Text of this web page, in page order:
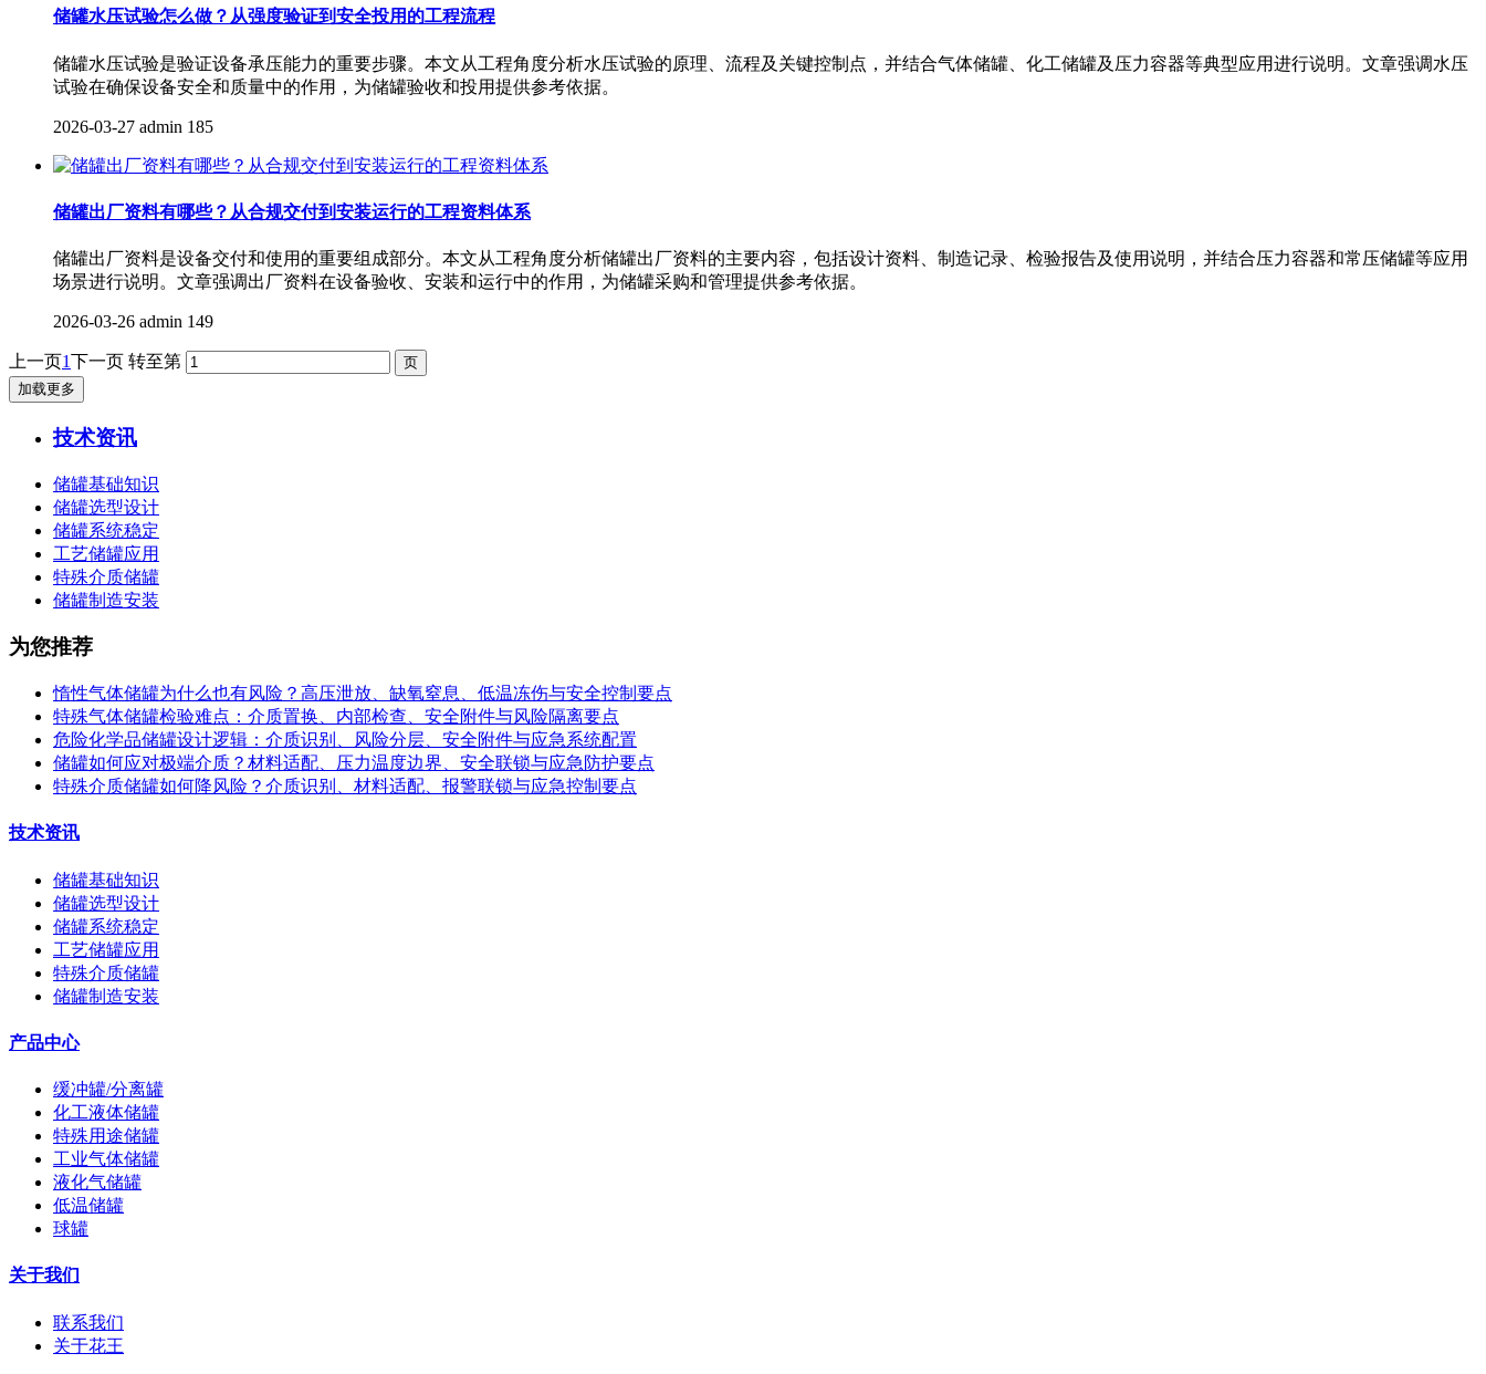
储罐水压试验怎么做？从强度验证到安全投用的工程流程
储罐水压试验是验证设备承压能力的重要步骤。本文从工程角度分析水压试验的原理、流程及关键控制点，并结合气体储罐、化工储罐及压力容器等典型应用进行说明。文章强调水压
试验在确保设备安全和质量中的作用，为储罐验收和投用提供参考依据。
2026-03-27 admin 185
储罐出厂资料有哪些？从合规交付到安装运行的工程资料体系
储罐出厂资料是设备交付和使用的重要组成部分。本文从工程角度分析储罐出厂资料的主要内容，包括设计资料、制造记录、检验报告及使用说明，并结合压力容器和常压储罐等应用
场景进行说明。文章强调出厂资料在设备验收、安装和运行中的作用，为储罐采购和管理提供参考依据。
2026-03-26 admin 149
上一页1下一页 转至第
加载更多
技术资讯
储罐基础知识
储罐选型设计
储罐系统稳定
工艺储罐应用
特殊介质储罐
储罐制造安装
为您推荐
惰性气体储罐为什么也有风险？高压泄放、缺氧窒息、低温冻伤与安全控制要点
特殊气体储罐检验难点：介质置换、内部检查、安全附件与风险隔离要点
危险化学品储罐设计逻辑：介质识别、风险分层、安全附件与应急系统配置
储罐如何应对极端介质？材料适配、压力温度边界、安全联锁与应急防护要点
特殊介质储罐如何降风险？介质识别、材料适配、报警联锁与应急控制要点
技术资讯
储罐基础知识
储罐选型设计
储罐系统稳定
工艺储罐应用
特殊介质储罐
储罐制造安装
产品中心
缓冲罐/分离罐
化工液体储罐
特殊用途储罐
工业气体储罐
液化气储罐
低温储罐
球罐
关于我们
联系我们
关于花王